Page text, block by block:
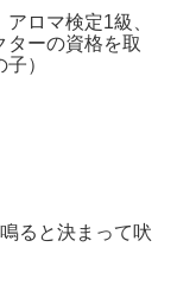
ロマ検定1級、
ターの資格を取
）
ると決まって吠